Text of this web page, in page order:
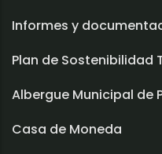
Informes y
Plan de Sostenibilidad
Albergue Municipal de
Casa de Moneda